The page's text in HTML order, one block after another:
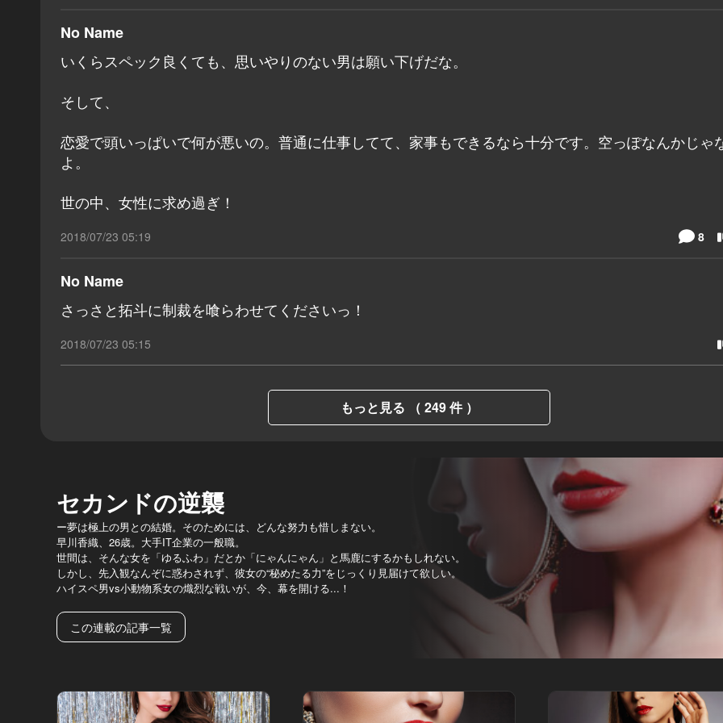
No Name
いくらスペック良くても、思いやりのない男は願い下げだな。
そして、
恋愛で頭いっぱいで何が悪いの。普通に仕事してて、家事もできるなら十分です。空っぽなんかじゃ
よ。
世の中、女性に求め過ぎ！
2018/07/23 05:19 8
No Name
さっさと拓斗に制裁を喰らわせてくださいっ！
2018/07/23 05:15
もっと見る （ 249 件 ）
セカンドの逆襲
ー夢は極上の男との結婚。そのためには、どんな努力も惜しまない。
早川香織、26歳。大手IT企業の一般職。
世間は、そんな女を「ゆるふわ」だとか「にゃんにゃん」と馬鹿にするかもしれない。
しかし、先入観なんぞに惑わされず、彼女の“秘めたる力”をじっくり見届けて欲しい。
ハイスペ男vs小動物系女の熾烈な戦いが、今、幕を開ける...！
この連載の記事一覧